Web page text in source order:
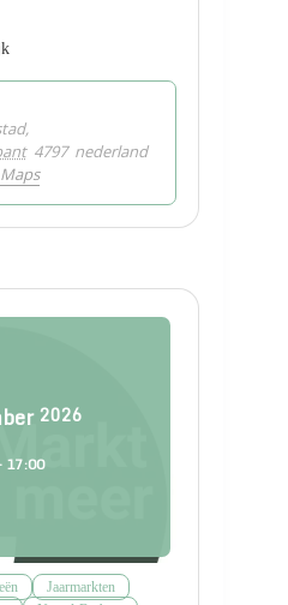
4797 nederland
2026
17:00
Jaarmarkten